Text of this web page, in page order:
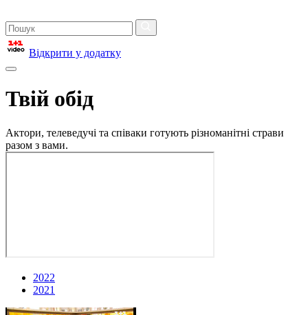
Відкрити у додатку
Твій обід
Актори, телеведучі та співаки готують різноманітні страви
разом з вами.
2022
2021